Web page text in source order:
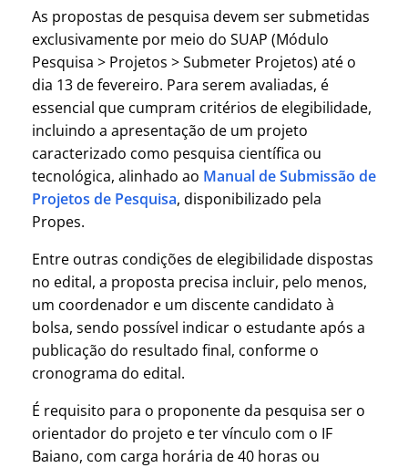
As propostas de pesquisa devem ser submetidas
exclusivamente por meio do SUAP (Módulo
Pesquisa > Projetos > Submeter Projetos) até o
dia 13 de fevereiro. Para serem avaliadas, é
essencial que cumpram critérios de elegibilidade,
incluindo a apresentação de um projeto
caracterizado como pesquisa científica ou
tecnológica, alinhado ao Manual de Submissão de
Projetos de Pesquisa, disponibilizado pela
Propes.
Entre outras condições de elegibilidade dispostas
no edital, a proposta precisa incluir, pelo menos,
um coordenador e um discente candidato à
bolsa, sendo possível indicar o estudante após a
publicação do resultado final, conforme o
cronograma do edital.
É requisito para o proponente da pesquisa ser o
orientador do projeto e ter vínculo com o IF
Baiano, com carga horária de 40 horas ou